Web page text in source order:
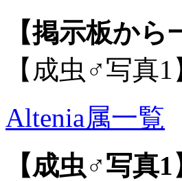
【掲示板から
【成虫♂写真
Altenia属一覧
【成虫♂写真1